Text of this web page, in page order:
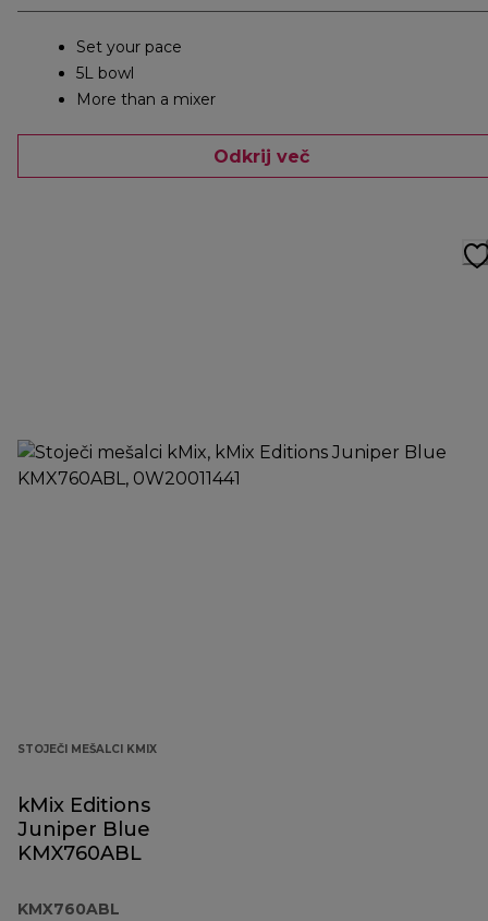
Set your pace
5L bowl
More than a mixer
Odkrij več
STOJEČI MEŠALCI KMIX
kMix Editions
Juniper Blue
KMX760ABL
KMX760ABL